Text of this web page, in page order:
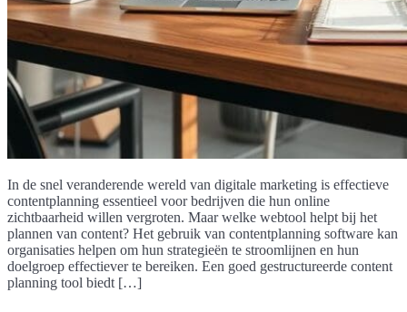
In de snel veranderende wereld van digitale marketing is effectieve
contentplanning essentieel voor bedrijven die hun online
zichtbaarheid willen vergroten. Maar welke webtool helpt bij het
plannen van content? Het gebruik van contentplanning software kan
organisaties helpen om hun strategieën te stroomlijnen en hun
doelgroep effectiever te bereiken. Een goed gestructureerde content
planning tool biedt […]